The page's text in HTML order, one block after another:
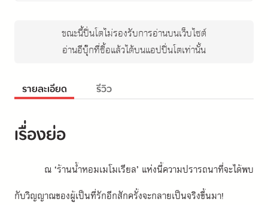
ขณะนี้ปิ่นโตไม่รองรับการอ่านบนเว็บไซต์
อ่านอีบุ๊กที่ซื้อแล้วได้บนแอปปิ่นโตเท่านั้น
รายละเอียด รีวิว
เรื่องย่อ
ณ ‘ร้านน้ำหอมเมโมเรียล’ แห่งนี้ความปรารถนาที่จะได้พบ
กับวิญญาณของผู้เป็นที่รักอีกสักครั้งจะกลายเป็นจริงขึ้นมา!